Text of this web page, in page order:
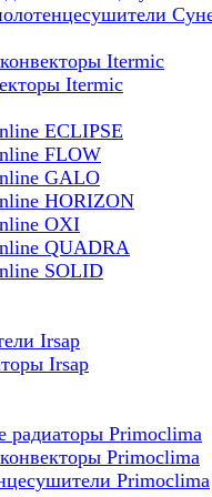
Itermic
Itermic
ECLIPSE
FLOW
GALO
HORIZON
OXI
QUADRA
SOLID
Irsap
Irsap
радиаторы Primoclima
Primoclima
Primoclima